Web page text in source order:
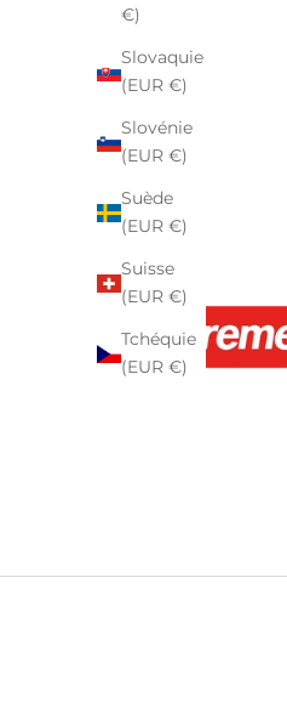
€)
Slovaquie
(EUR €)
Slovénie
(EUR €)
Suède
(EUR €)
Suisse
(EUR €)
Tchéquie
(EUR €)